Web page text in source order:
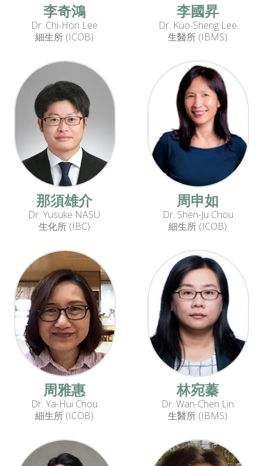
李奇鴻
Dr. Chi-Hon Lee
細生所 (ICOB)
李國昇
Dr. Kuo-Sheng Lee
生醫所 (IBMS)
那須雄介
Dr. Yusuke NASU
生化所 (IBC)
周申如
Dr. Shen-Ju Chou
細生所 (ICOB)
周雅惠
Dr. Ya-Hui Chou
細生所 (ICOB)
林宛蓁
Dr. Wan-Chen Lin
生醫所 (IBMS)